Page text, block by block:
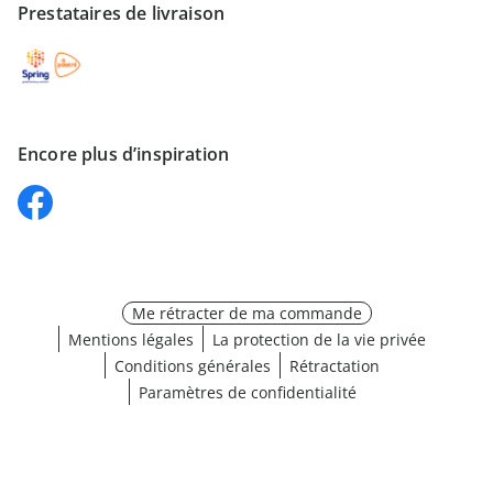
Prestataires de livraison
Encore plus d’inspiration
Me rétracter de ma commande
Mentions légales
La protection de la vie privée
Conditions générales
Rétractation
Paramètres de confidentialité